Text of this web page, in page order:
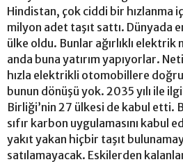
Hindistan, çok ciddi bir hızlanma
milyon adet taşıt sattı. Dünyada
ülke oldu. Bunlar ağırlıklı elektrik
anda buna yatırım yapıyorlar.
hızla elektrikli otomobillere doğru
bunun dönüşü yok. 2035 yılı ile
Birliği’nin 27 ülkesi de kabul etti.
sıfır karbon uygulamasını kabul
yakıt yakan hiçbir taşıt
satılamayacak. Eskilerden